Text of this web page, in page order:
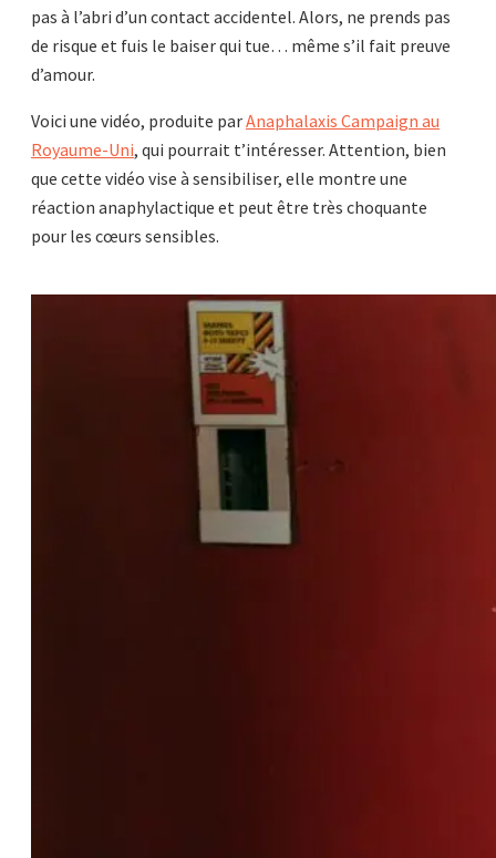
pas à l’abri d’un contact accidentel. Alors, ne prends pas
de risque et fuis le baiser qui tue… même s’il fait preuve
d’amour.
Voici une vidéo, produite parAnaphalaxis Campaign au
Royaume-Uni, qui pourrait t’intéresser. Attention, bien
que cette vidéo vise à sensibiliser, elle montre une
réaction anaphylactique et peut être très choquante
pour les cœurs sensibles.